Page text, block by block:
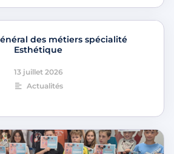
des métiers spécialité
Esthétique
13 juillet 2026
Actualités